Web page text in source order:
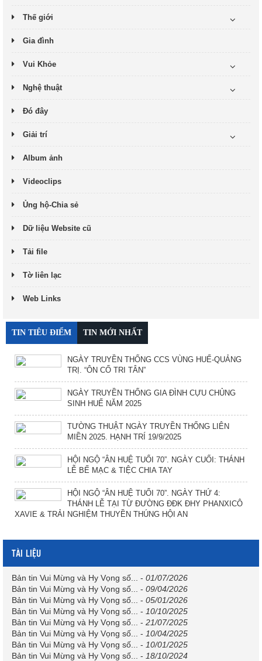
Thế giới
Gia đình
Vui Khỏe
Nghệ thuật
Đó đây
Giải trí
Album ảnh
Videoclips
Ủng hộ-Chia sẻ
Dữ liệu Website cũ
Tải file
Tờ liên lạc
Web Links
TIN TIÊU ĐIỂM TIN MỚI NHẤT
NGÀY TRUYỀN THỐNG CCS VÙNG HUẾ-QUẢNG
TRỊ. “ÔN CỐ TRI TÂN”
NGÀY TRUYỀN THỐNG GIA ĐÌNH CỰU CHỦNG
SINH HUẾ NĂM 2025
TƯỜNG THUẬT NGÀY TRUYỀN THỐNG LIÊN
MIỀN 2025. HẠNH TRÍ 19/9/2025
HỘI NGỘ “ÂN HUỆ TUỔI 70”. NGÀY CUỐI: THÁNH
LỄ BẾ MẠC & TIỆC CHIA TAY
HỘI NGỘ “ÂN HUỆ TUỔI 70”. NGÀY THỨ 4:
THÁNH LỄ TẠI TỪ ĐƯỜNG ĐĐK ĐHY PHANXICÔ
XAVIE & TRẢI NGHIỆM THUYỀN THÚNG HỘI AN
TÀI LIỆU
Bản tin Vui Mừng và Hy Vọng số... - 01/07/2026
Bản tin Vui Mừng và Hy Vọng số...
- 09/04/2026
Bản tin Vui Mừng và Hy Vọng số...
- 05/01/2026
Bản tin Vui Mừng và Hy Vọng số...
- 10/10/2025
Bản tin Vui Mừng và Hy Vọng số...
- 21/07/2025
Bản tin Vui Mừng và Hy Vọng số...
- 10/04/2025
Bản tin Vui Mừng và Hy Vọng số...
- 10/01/2025
Bản tin Vui Mừng và Hy Vọng số...
- 18/10/2024